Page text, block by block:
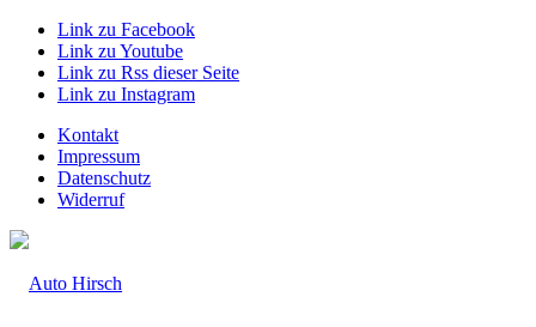
Link zu Facebook
Link zu Youtube
Link zu Rss dieser Seite
Link zu Instagram
Kontakt
Impressum
Datenschutz
Widerruf